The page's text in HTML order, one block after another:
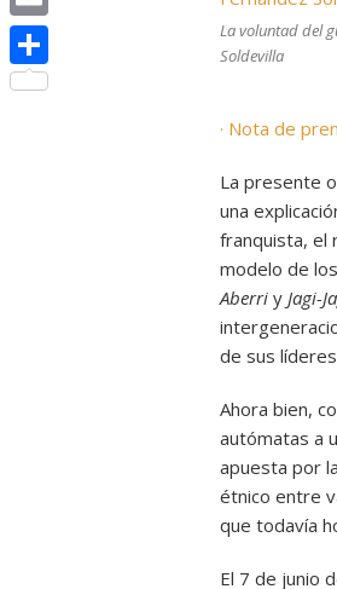
La voluntad del
Soldevilla
· Nota de
La presente
una
franquista, el
modelo de
Aberri y Jagi-
de sus
Ahora bien,
autómatas a
apuesta por
étnico entre
que todavía
El 7 de junio
Email
Compartir